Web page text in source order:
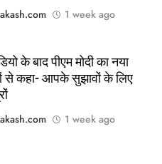
1 week ago
के बाद पीएम मोदी का नया
कहा- आपके सुझावों के लिए
1 week ago